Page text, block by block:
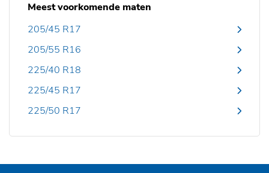
Meest voorkomende maten
205/45 R17
205/55 R16
225/40 R18
225/45 R17
225/50 R17